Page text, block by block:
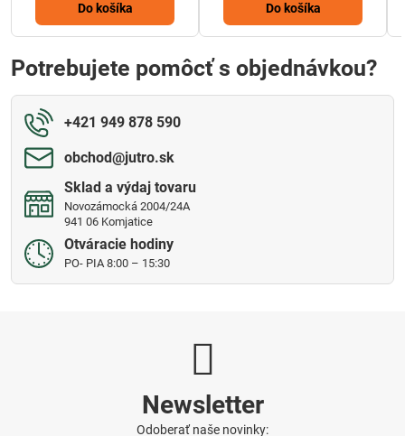
Do košíka Do košíka
Potrebujete pomôcť s objednávkou?
+421 949 878 590
obchod​@jutro​.sk
Sklad a výdaj tovaru
Novozámocká 2004/24A
941 06 Komjatice
Otváracie hodiny
PO- PIA 8:00 – 15:30
Newsletter
Odoberať naše novinky: